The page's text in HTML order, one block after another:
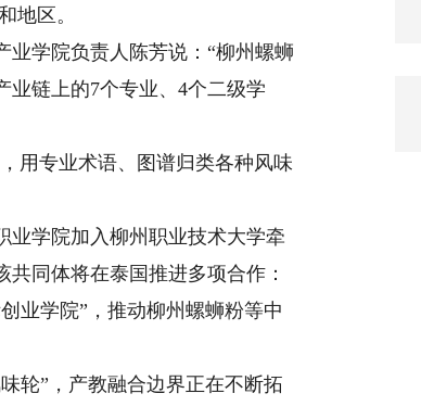
地区。
学院负责人陈芳说：“柳州螺蛳
业链上的7个专业、4个二级学
用专业术语、图谱归类各种风味
学院加入柳州职业技术大学牵
同体将在泰国推进多项合作：
业学院”，推动柳州螺蛳粉等中
”，产教融合边界正在不断拓